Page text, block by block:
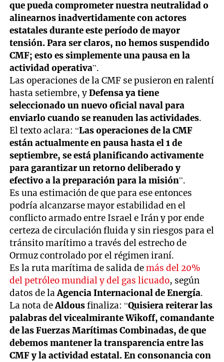
que pueda comprometer nuestra neutralidad o
alinearnos inadvertidamente con actores
estatales durante este período de mayor
tensión. Para ser claros, no hemos suspendido
CMF; esto es simplemente una pausa en la
actividad operativa”.
Las operaciones de la CMF se pusieron en ralentí
hasta setiembre, yDefensa ya tiene
seleccionado un nuevo oficial naval para
enviarlo cuando se reanuden las actividades.
El texto aclara: “Las operaciones de la CMF
están actualmente en pausa hasta el 1 de
septiembre, se está planificando activamente
para garantizar un retorno deliberado y
efectivo a la preparación para la misión”.
Es una estimación de que para ese entonces
podría alcanzarse mayor estabilidad en el
conflicto armado entre Israel e Irán y por ende
certeza de circulación fluida y sin riesgos para el
tránsito marítimo a través del estrecho de
Ormuz controlado por el régimen iraní.
Es la ruta marítima de salida demás del 20%
del petróleo mundial y del gas licuado, según
datos de laAgencia Internacional de Energía.
La nota deAldousfinaliza: “Quisiera reiterar las
palabras del vicealmirante Wikoff, comandante
de las Fuerzas Marítimas Combinadas, de que
debemos mantener la transparencia entre las
CMF y la actividad estatal. En consonancia con